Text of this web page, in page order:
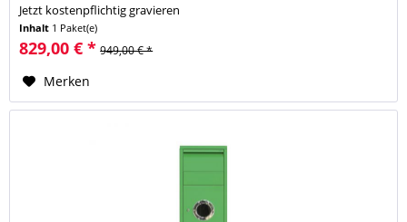
Jetzt kostenpflichtig gravieren
Inhalt 1 Paket(e)
829,00 € * 949,00 € *
Merken